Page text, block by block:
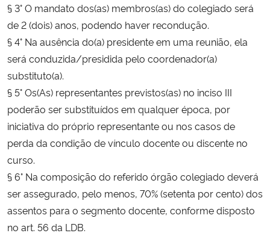
Ministério do Desenvolvimento Regional
Controladoria-Geral da União
Ministério da Mulher, da Família e dos Direitos Humanos
Secretaria-Geral
Secretaria de Governo
Gabinete de Segurança Institucional
§ 3° O mandato dos(as) membros(as) do colegiado será
de 2 (dois) anos, podendo haver recondução.
§ 4° Na ausência do(a) presidente em uma reunião, ela
será conduzida/presidida pelo coordenador(a)
substituto(a).
§ 5° Os(As) representantes previstos(as) no inciso III
poderão ser substituídos em qualquer época, por
iniciativa do próprio representante ou nos casos de
perda da condição de vínculo docente ou discente no
curso.
§ 6° Na composição do referido órgão colegiado deverá
ser assegurado, pelo menos, 70% (setenta por cento) dos
assentos para o segmento docente, conforme disposto
no art. 56 da LDB.